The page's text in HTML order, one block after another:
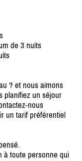
de 3 nuits
? et nous aimons
planifiez un séjour
nous
un tarif préférentiel
à toute personne qui